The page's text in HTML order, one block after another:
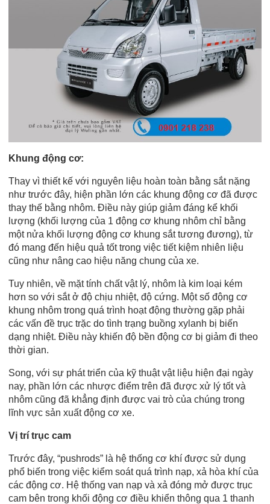
Khung động cơ:
Thay vì thiết kế với nguyên liệu hoàn toàn bằng sắt nặng
như trước đây, hiện phần lớn các khung động cơ đã được
thay thế bằng nhôm. Điều này giúp giảm đáng kể khối
lượng (khối lượng của 1 động cơ khung nhôm chỉ bằng
một nửa khối lượng động cơ khung sắt tương đương), từ
đó mang đến hiệu quả tốt trong việc tiết kiệm nhiên liệu
cũng như nâng cao hiệu năng chung của xe.
Tuy nhiên, về mặt tính chất vật lý, nhôm là kim loại kém
hơn so với sắt ở độ chịu nhiệt, độ cứng. Một số động cơ
khung nhôm trong quá trình hoạt động thường gặp phải
các vấn đề trục trặc do tình trạng buồng xylanh bị biến
dạng nhiệt. Điều này khiến độ bền động cơ bị giảm đi theo
thời gian.
Song, với sự phát triển của kỹ thuật vật liệu hiện đại ngày
nay, phần lớn các nhược điểm trên đã được xử lý tốt và
nhôm cũng đã khẳng định được vai trò của chúng trong
lĩnh vực sản xuất động cơ xe.
Vị trí trục cam
Trước đây, “pushrods” là hệ thống cơ khí được sử dụng
phổ biến trong việc kiểm soát quá trình nạp, xả hòa khí của
các động cơ. Hệ thống van nạp và xả đóng mở được trục
cam bên trong khối động cơ điều khiển thông qua 1 thanh